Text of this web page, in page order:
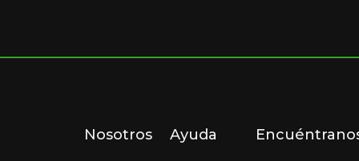
Nosotros Ayuda